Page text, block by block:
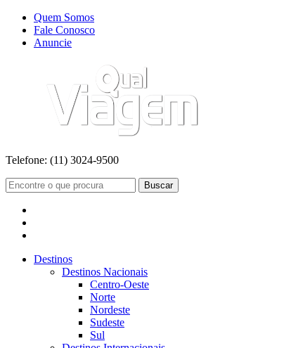
Quem Somos
Fale Conosco
Anuncie
Telefone: (11) 3024-9500
Buscar
Destinos
Destinos Nacionais
Centro-Oeste
Norte
Nordeste
Sudeste
Sul